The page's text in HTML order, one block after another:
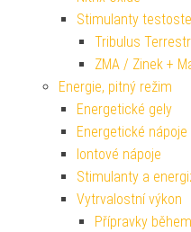
Stimulanty
Tribulus
ZMA / Zinek +
Energie, pitný režim
Energetické gely
Energetické nápoje
Iontové nápoje
Stimulanty a
Vytrvalostní výkon
Přípravky